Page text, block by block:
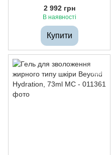
Hydrator, 50ml
2 992 грн
В наявності
Купити